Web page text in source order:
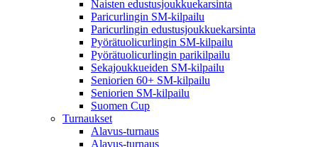
Naisten edustusjoukkuekarsinta
Paricurlingin SM-kilpailu
Paricurlingin edustusjoukkuekarsinta
Pyörätuolicurlingin SM-kilpailu
Pyörätuolicurlingin parikilpailu
Sekajoukkueiden SM-kilpailu
Seniorien 60+ SM-kilpailu
Seniorien SM-kilpailu
Suomen Cup
Turnaukset
Alavus-turnaus
Alavus-turnaus